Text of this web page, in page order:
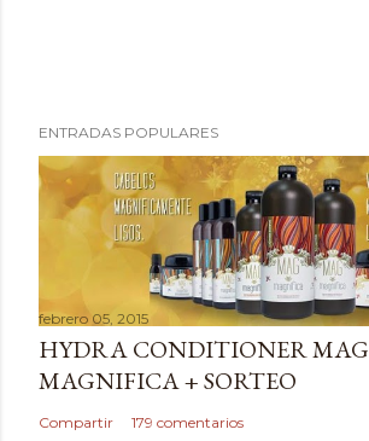
u
b
a
r
u
n
c
ENTRADAS POPULARES
febrero 05, 2015
HYDRA CONDITIONER MAG
MAGNIFICA + SORTEO
Compartir 179 comentarios